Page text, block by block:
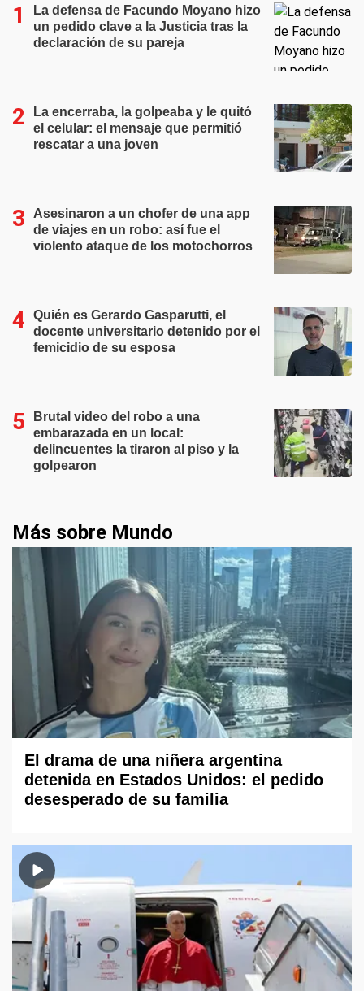
La defensa de Facundo Moyano hizo
un pedido clave a la Justicia tras la
declaración de su pareja
La encerraba, la golpeaba y le quitó
el celular: el mensaje que permitió
rescatar a una joven
Asesinaron a un chofer de una app
de viajes en un robo: así fue el
violento ataque de los motochorros
Quién es Gerardo Gasparutti, el
docente universitario detenido por el
femicidio de su esposa
Brutal video del robo a una
embarazada en un local:
delincuentes la tiraron al piso y la
golpearon
Más sobre Mundo
El drama de una niñera argentina
detenida en Estados Unidos: el pedido
desesperado de su familia